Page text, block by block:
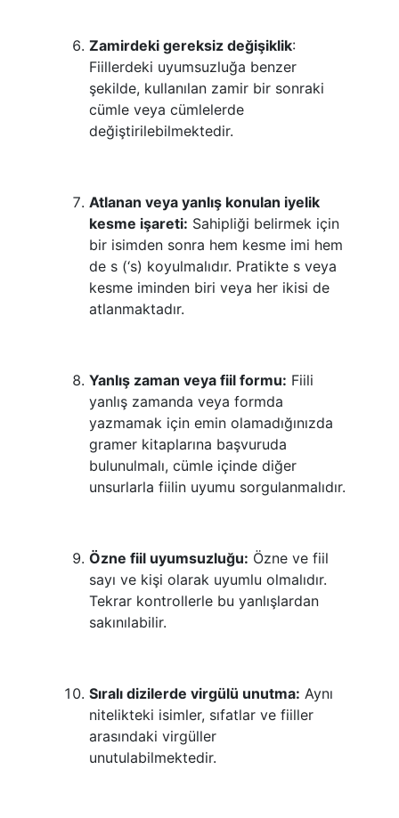
Zamirdeki gereksiz değişiklik:
Fiillerdeki uyumsuzluğa benzer
şekilde, kullanılan zamir bir sonraki
cümle veya cümlelerde
değiştirilebilmektedir.
Atlanan veya yanlış konulan iyelik
kesme işareti: Sahipliği belirmek için
bir isimden sonra hem kesme imi hem
de s (‘s) koyulmalıdır. Pratikte s veya
kesme iminden biri veya her ikisi de
atlanmaktadır.
Yanlış zaman veya fiil formu: Fiili
yanlış zamanda veya formda
yazmamak için emin olamadığınızda
gramer kitaplarına başvuruda
bulunulmalı, cümle içinde diğer
unsurlarla fiilin uyumu sorgulanmalıdır.
Özne fiil uyumsuzluğu: Özne ve fiil
sayı ve kişi olarak uyumlu olmalıdır.
Tekrar kontrollerle bu yanlışlardan
sakınılabilir.
Sıralı dizilerde virgülü unutma: Aynı
nitelikteki isimler, sıfatlar ve fiiller
arasındaki virgüller
unutulabilmektedir.